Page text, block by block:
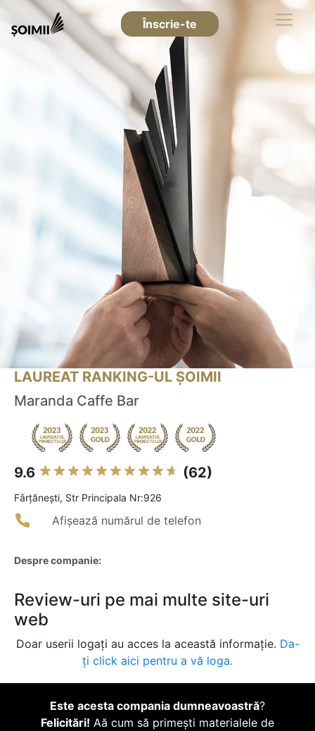
Înscrie-te
LAUREAT RANKING-UL ȘOIMII
Maranda Caffe Bar
9.6 (62)
Fârţăneşti, Str Principala Nr:926
Afișează numărul de telefon
Despre companie:
Review-uri pe mai multe site-uri
web
Doar userii logați au acces la această informație. Da-
ți click aici pentru a vă loga.
Este acesta compania dumneavoastră?
Felicitări! Aă cum să primești materialele de